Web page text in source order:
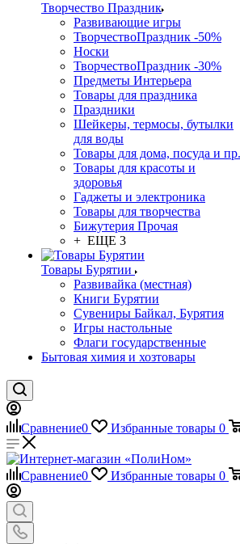
Творчество Праздник
Развивающие игры
ТворчествоПраздник -50%
Носки
ТворчествоПраздник -30%
Предметы Интерьера
Товары для праздника
Праздники
Шейкеры, термосы, бутылки
для воды
Товары для дома, посуда и пр.
Товары для красоты и
здоровья
Гаджеты и электроника
Товары для творчества
Бижутерия Прочая
+ ЕЩЕ 3
Товары Бурятии
Развивайка (местная)
Книги Бурятии
Сувениры Байкал, Бурятия
Игры настольные
Флаги государственные
Бытовая химия и хозтовары
Сравнение0 Избранные товары 0
Сравнение0 Избранные товары 0